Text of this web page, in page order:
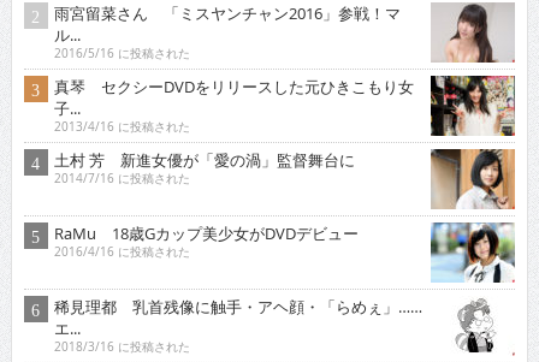
雨宮留菜さん 「ミスヤンチャン2016」参戦！マ
ル...
2016/5/16 に投稿された
真琴 セクシーDVDをリリースした元ひきこもり女
子...
2013/4/16 に投稿された
土村 芳 新進女優が「愛の渦」監督舞台に
2014/7/16 に投稿された
RaMu 18歳Gカップ美少女がDVDデビュー
2016/4/16 に投稿された
稀見理都 乳首残像に触手・アヘ顔・「らめぇ」……
エ...
2018/3/16 に投稿された